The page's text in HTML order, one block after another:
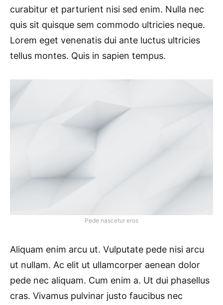
curabitur et parturient nisi sed enim. Nulla nec
quis sit quisque sem commodo ultricies neque.
Lorem eget venenatis dui ante luctus ultricies
tellus montes. Quis in sapien tempus.
Pede nascetur eros
Aliquam enim arcu ut. Vulputate pede nisi arcu
ut nullam. Ac elit ut ullamcorper aenean dolor
pede nec aliquam. Cum enim a. Ut dui phasellus
cras. Vivamus pulvinar justo faucibus nec